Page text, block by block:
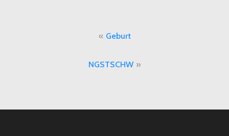
Beitragsnavigation
Geburt
NGSTSCHW